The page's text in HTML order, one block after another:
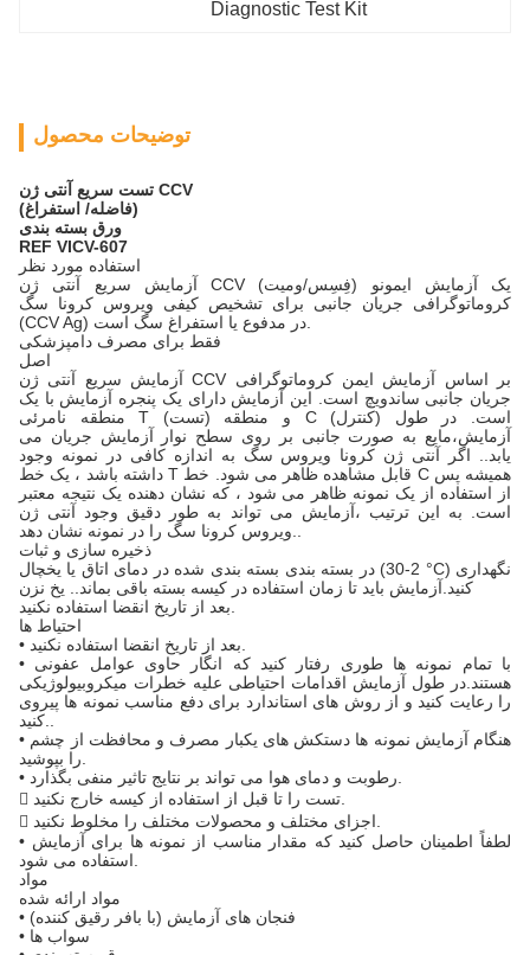
Diagnostic Test Kit
توضیحات محصول
تست سریع آنتی ژن CCV
(فاضله/ استفراغ)
ورق بسته بندی
REF VICV-607
استفاده مورد نظر
آزمایش سریع آنتی ژن CCV (فِسِس/ومیت) یک آزمایش ایمونو
کروماتوگرافی جریان جانبی برای تشخیص کیفی ویروس کرونا سگ
فقط برای مصرف دامپزشکی
اصل
آزمایش سریع آنتی ژن CCV بر اساس آزمایش ایمن کروماتوگرافی
جریان جانبی ساندویچ است. این آزمایش دارای یک پنجره آزمایش با یک
منطقه نامرئی T (تست) و منطقه C (کنترل) است. در طول
آزمایش،مایع به صورت جانبی بر روی سطح نوار آزمایش جریان می
یابد.. اگر آنتی ژن کرونا ویروس سگ به اندازه کافی در نمونه وجود
داشته باشد ، یک خط T قابل مشاهده ظاهر می شود. خط C همیشه پس
از استفاده از یک نمونه ظاهر می شود ، که نشان دهنده یک نتیجه معتبر
است. به این ترتیب ،آزمایش می تواند به طور دقیق وجود آنتی ژن
ذخیره سازی و ثبات
در بسته بندی بسته بندی شده در دمای اتاق یا یخچال (2-30 °C) نگهداری
کنید.آزمایش باید تا زمان استفاده در کیسه بسته باقی بماند.. یخ نزن
احتیاط ها
• با تمام نمونه ها طوری رفتار کنید که انگار حاوی عوامل عفونی
هستند.در طول آزمایش اقدامات احتیاطی علیه خطرات میکروبیولوژیکی
را رعایت کنید و از روش های استاندارد برای دفع مناسب نمونه ها پیروی
• هنگام آزمایش نمونه ها دستکش های یکبار مصرف و محافظت از چشم
• لطفاً اطمینان حاصل کنید که مقدار مناسب از نمونه ها برای آزمایش
مواد
مواد ارائه شده
• فنجان های آزمایش (با بافر رقیق کننده)
• سواب ها